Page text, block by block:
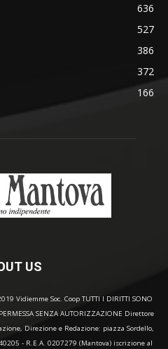
636
527
386
372
166
US
Vidiemme Soc. Coop TUTTI I DIRITTI SONO
SENZA AUTORIZZAZIONE Direttore
Direzione e Redazione: piazza Sordello,
- R.E.A. 0207279 (Mantova) iscrizione al